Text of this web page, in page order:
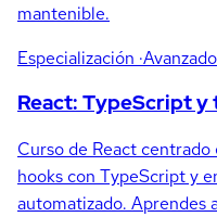
mantenible.
Especialización ·Avanzado
React: TypeScript
Curso de React
hooks con TypeScript y
automatizado. Aprendes